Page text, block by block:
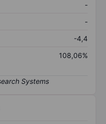
-
-
-4,4
108,06%